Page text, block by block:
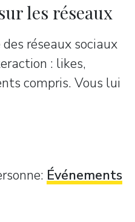
les réseaux
réseaux sociaux
: likes,
compris. Vous lui
Événements